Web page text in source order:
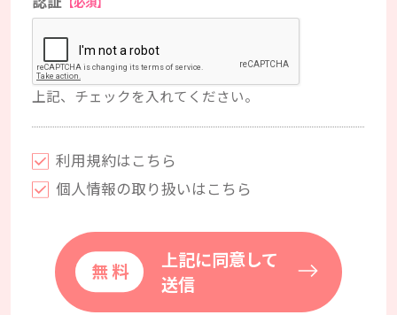
上記、チェックを入れてください。
利用規約はこちら
個人情報の取り扱いはこちら
上記に同意して
送信